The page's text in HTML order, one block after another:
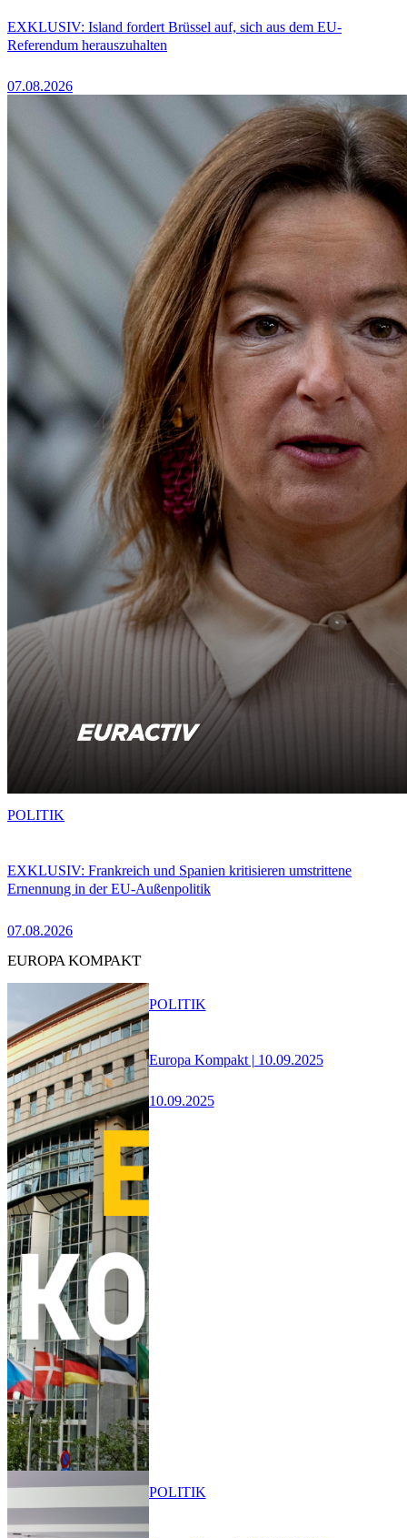
EXKLUSIV: Island fordert Brüssel auf, sich aus dem EU-
Referendum herauszuhalten
07.08.2026
EXKLUSIV: Frankreich und Spanien kritisieren umstrittene
Ernennung in der EU-Außenpolitik
07.08.2026
POLITIK
EUROPA KOMPAKT
Europa Kompakt | 10.09.2025
10.09.2025
POLITIK
POLITIK